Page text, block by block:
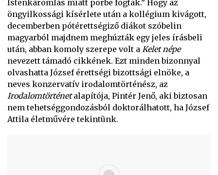
Istenkáromlás miatt pörbe fogtak.” Hogy az
öngyilkossági kísérlete után a kollégium kivágott,
decemberben pótérettségiző diákot szóbelin
magyarból majdnem meghúzták egy jeles írásbeli
után, abban komoly szerepe volt a Kelet népe
nevezett támadó cikkének. Ezt minden bizonnyal
olvashatta József érettségi bizottsági elnöke, a
neves konzervatív irodalomtörténész, az
Irodalomtörténetalapítója, Pintér Jenő, aki biztosan
nem tehetséggondozásból doktorálhatott, ha József
Attila életművére tekintünk.